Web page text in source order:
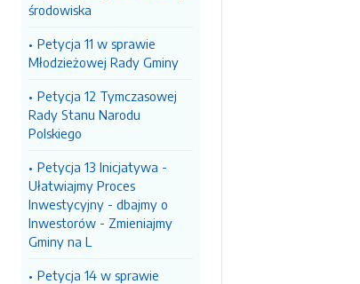
środowiska
Petycja 11 w sprawie
Młodzieżowej Rady Gminy
Petycja 12 Tymczasowej
Rady Stanu Narodu
Polskiego
Petycja 13 Inicjatywa -
Ułatwiajmy Proces
Inwestycyjny - dbajmy o
Inwestorów - Zmieniajmy
Gminy na L
Petycja 14 w sprawie